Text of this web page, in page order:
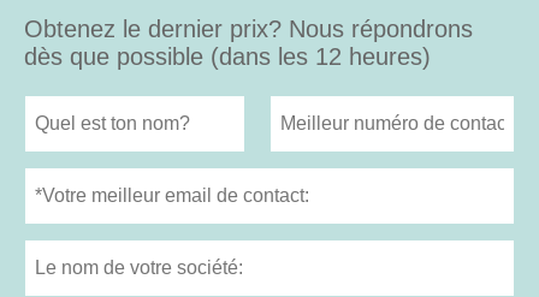
Obtenez le dernier prix? Nous répondrons
dès que possible (dans les 12 heures)